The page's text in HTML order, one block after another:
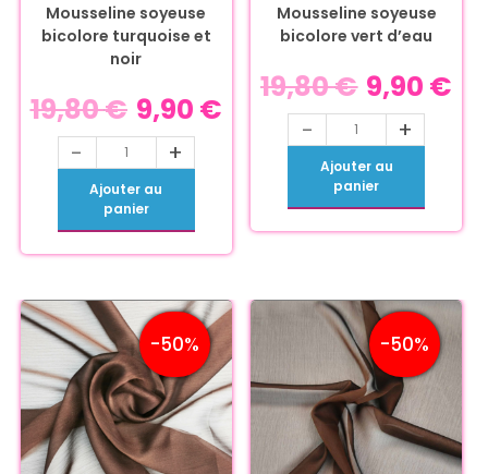
Mousseline soyeuse
bicolore turquoise et
noir
19,80€ 9,90 €
- +
Ajouter au
panier
Mousseline soyeuse
bicolore vert d’eau
19,80€ 9,90 €
- +
Ajouter au
panier
-50% -50%